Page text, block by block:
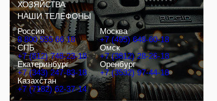
ХОЗЯЙСТВА
НАШИ ТЕЛЕФОНЫ
Россия
8 800 555 66 18
Москва
+7 (495) 648-60-18
СПБ
+7 (812) 748-23-18
Омск
+7 (3812) 28-26-18
Екатеринбург
+7 (343) 247-83-18
Оренбург
+7 (3532) 97-44-18
Казахстан
+7 (7182) 62-37-14